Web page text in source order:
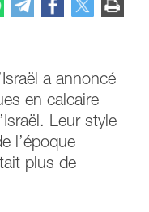
a annoncé
en calcaire
Leur style
l’époque
plus de